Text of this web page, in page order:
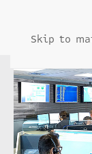
Skip to